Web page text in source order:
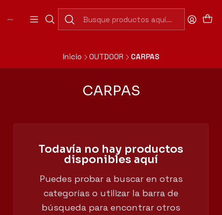
Abierto Domingo a Jueves de 7:30 a 20:00 hrs
(Cerrado 13:00 a 15:30hrs).
Abierto Viernes y Sábado de 7:30 a 20:00 hrs. Horario
Inicio OUTDOOR CARPAS
CARPAS
Todavía no hay productos
disponibles aquí
Puedes probar a buscar en otras
categorías o utilizar la barra de
búsqueda para encontrar otros